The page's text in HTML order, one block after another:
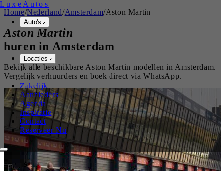
Luxe Autos
Auto's
Locaties
Zakelijk
Aanbieders
Agenda
Inspiratie
Contact
Reserveer Nu
Home/Nederland/Amsterdam/Aston Martin
Aston Martin
huren in Amsterdam
Bekijk alle beschikbare Aston Martin modellen in Amsterdam.
Vergelijk verhuurders en boek direct via WhatsApp.